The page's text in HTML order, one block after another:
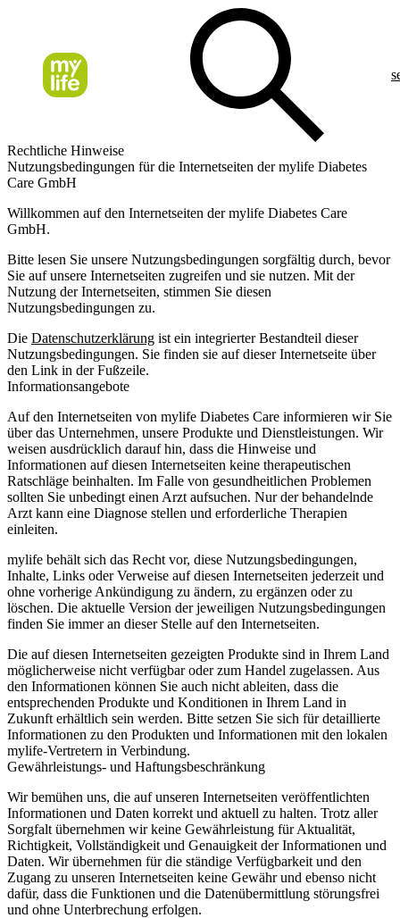
Rechtliche Hinweise
Nutzungsbedingungen für die Internetseiten der mylife Diabetes
Care GmbH
Willkommen auf den Internetseiten der mylife Diabetes Care
GmbH.
Bitte lesen Sie unsere Nutzungsbedingungen sorgfältig durch, bevor
Sie auf unsere Internetseiten zugreifen und sie nutzen. Mit der
Nutzung der Internetseiten, stimmen Sie diesen
Nutzungsbedingungen zu.
Die Datenschutzerklärung ist ein integrierter Bestandteil dieser
Nutzungsbedingungen. Sie finden sie auf dieser Internetseite über
den Link in der Fußzeile.
Informationsangebote
Auf den Internetseiten von mylife Diabetes Care informieren wir Sie
über das Unternehmen, unsere Produkte und Dienstleistungen. Wir
weisen ausdrücklich darauf hin, dass die Hinweise und
Informationen auf diesen Internetseiten keine therapeutischen
Ratschläge beinhalten. Im Falle von gesundheitlichen Problemen
sollten Sie unbedingt einen Arzt aufsuchen. Nur der behandelnde
Arzt kann eine Diagnose stellen und erforderliche Therapien
einleiten.
mylife behält sich das Recht vor, diese Nutzungsbedingungen,
Inhalte, Links oder Verweise auf diesen Internetseiten jederzeit und
ohne vorherige Ankündigung zu ändern, zu ergänzen oder zu
löschen. Die aktuelle Version der jeweiligen Nutzungsbedingungen
finden Sie immer an dieser Stelle auf den Internetseiten.
Die auf diesen Internetseiten gezeigten Produkte sind in Ihrem Land
möglicherweise nicht verfügbar oder zum Handel zugelassen. Aus
den Informationen können Sie auch nicht ableiten, dass die
entsprechenden Produkte und Konditionen in Ihrem Land in
Zukunft erhältlich sein werden. Bitte setzen Sie sich für detaillierte
Informationen zu den Produkten und Informationen mit den lokalen
mylife-Vertretern in Verbindung.
Gewährleistungs- und Haftungsbeschränkung
Wir bemühen uns, die auf unseren Internetseiten veröffentlichten
Informationen und Daten korrekt und aktuell zu halten. Trotz aller
Sorgfalt übernehmen wir keine Gewährleistung für Aktualität,
Richtigkeit, Vollständigkeit und Genauigkeit der Informationen und
Daten. Wir übernehmen für die ständige Verfügbarkeit und den
Zugang zu unseren Internetseiten keine Gewähr und ebenso nicht
dafür, dass die Funktionen und die Datenübermittlung störungsfrei
und ohne Unterbrechung erfolgen.